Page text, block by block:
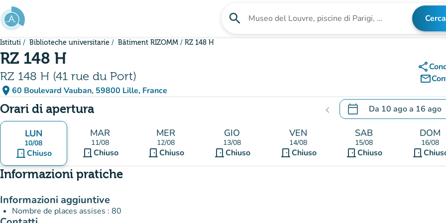
Vai al contenuto principale
search Cerca una struttura Cerca
Istituti Biblioteche universitarie Bâtiment RIZOMM RZ 148 H
RZ 148 H
RZ 148 H (41 rue du Port)
place 60 Boulevard Vauban, 59800 Lille, France
(apri in Google Maps)
(nuova scheda)
share
mail_outline
Orari di apertura chevron_left calendar_today Da 10 agoa 16 ago
.Aprire il calendario per
LUN
10/08
door_frontChiuso
MAR
11/08
door_front Chiuso
MER
12/08
door_frontChiuso
GIO
13/08
door_front Chiuso
VEN
14/08
door_front Chiuso
SAB
15/08
door_frontChiuso
DOM
16/08
door_front
Informazioni pratiche
Informazioni aggiuntive
Nombre de places assises : 80